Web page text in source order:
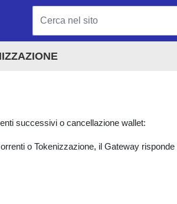
successivi o cancellazione wallet:
o Tokenizzazione, il Gateway risponde